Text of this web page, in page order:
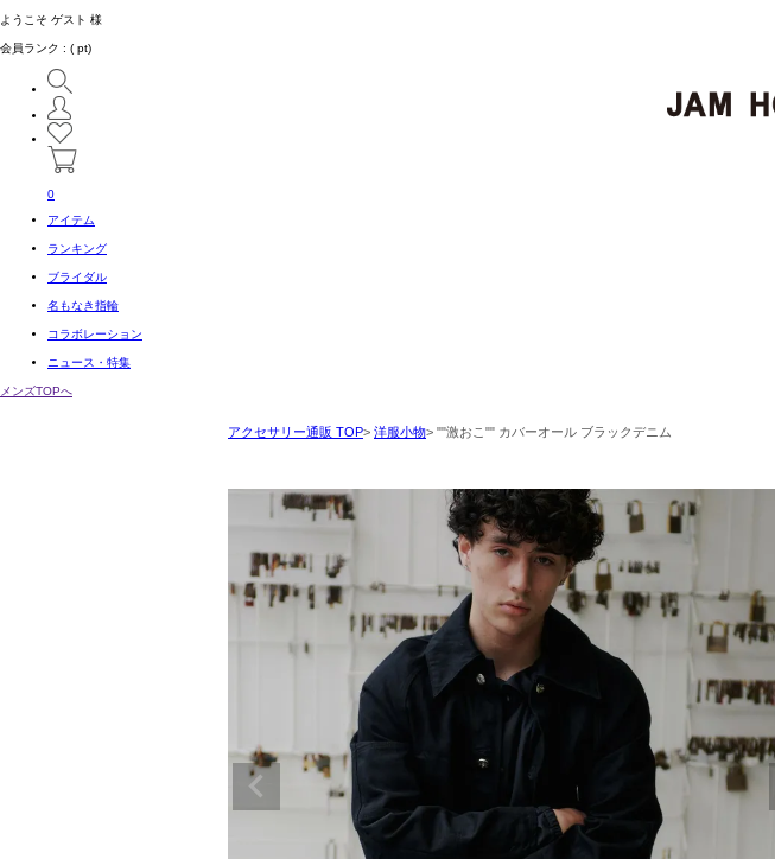
ようこそ ゲスト 様
会員ランク : ( pt)
0
アイテム
ランキング
ブライダル
名もなき指輪
コラボレーション
ニュース・特集
メンズTOPへ
アクセサリー通販 TOP 洋服小物 ""激おこ"" カバーオール ブラックデニム